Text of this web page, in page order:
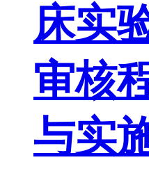
床实
审核
与实